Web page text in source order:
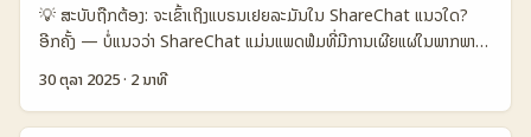
💡 ສະບັບຖືກຕ້ອງ: ຈະເຂົ້າເຖິງແບຣນເຢຍລະມັນໃນ ShareChat ແນວໃດ?
ອີກຄັ້ງ — ບໍ່ແນວວ່າ ShareChat ແມ່ນແພດຟໍມທີ່ມີການເຜີຍແຜ່ໃນພາກພາຍ
ອາຊຽນ ແຕ່ມັນກໍ່ສາມາດເປັນຊ່ອງທາງເປັນສາຍໃຫ້ແບຣນສິນຄ້ານອກຂອງ
ເຢຍລະມັນເຂົ້າໄປຕັ້ງຄວາມສໍາພັນກັບຕະຫຼາດເທິງ target markets. ສິ່ງທີ່ຜູ້
ສ້າງໃນລາວຕ້ອງຮູ້: ບໍ່ແມ່ນແຕ່ເຂົ້າໃຫ້ແບຣນເຫັນ — ຕ້ອງເຂົ້າໃຈຄວາມຕ້ອງການ
30 ຕຸລາ 2025· 2 ນາທີ